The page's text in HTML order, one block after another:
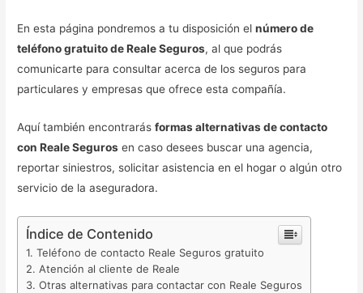
En esta página pondremos a tu disposición elnúmero de
teléfono gratuito de Reale Seguros, al que podrás
comunicarte para consultar acerca de los seguros para
particulares y empresas que ofrece esta compañía.
Aquí también encontrarásformas alternativas de contacto
con Reale Seguros en caso desees buscar una agencia,
reportar siniestros, solicitar asistencia en el hogar o algún otro
servicio de la aseguradora.
Índice de Contenido
Teléfono de contacto Reale Seguros gratuito
Atención al cliente de Reale
Otras alternativas para contactar con Reale Seguros